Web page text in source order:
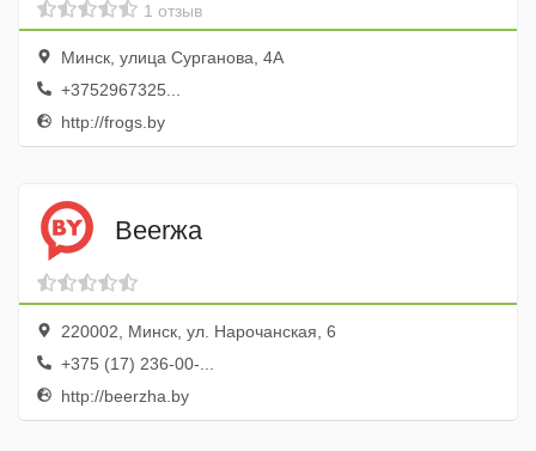
1 отзыв
Минск, улица Сурганова, 4А
+3752967325...
http://frogs.by
Beerжа
220002, Минск, ул. Нарочанская, 6
+375 (17) 236-00-...
http://beerzha.by